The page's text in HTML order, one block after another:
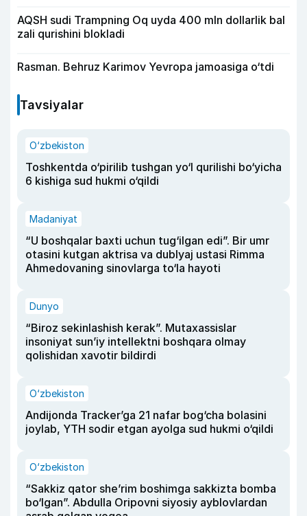
AQSH sudi Trampning Oq uyda 400 mln dollarlik bal
zali qurishini blokladi
Rasman. Behruz Karimov Yevropa jamoasiga o‘tdi
Tavsiyalar
O‘zbekiston
Toshkentda o‘pirilib tushgan yo‘l qurilishi bo‘yicha
6 kishiga sud hukmi o‘qildi
Madaniyat
“U boshqalar baxti uchun tug‘ilgan edi”. Bir umr
otasini kutgan aktrisa va dublyaj ustasi Rimma
Ahmedovaning sinovlarga to‘la hayoti
Dunyo
“Biroz sekinlashish kerak”. Mutaxassislar
insoniyat sun’iy intellektni boshqara olmay
qolishidan xavotir bildirdi
O‘zbekiston
Andijonda Tracker’ga 21 nafar bog‘cha bolasini
joylab, YTH sodir etgan ayolga sud hukmi o‘qildi
O‘zbekiston
“Sakkiz qator she’rim boshimga sakkizta bomba
bo‘lgan”. Abdulla Oripovni siyosiy ayblovlardan